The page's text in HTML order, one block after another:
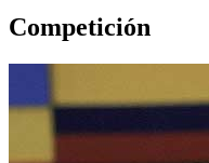
Competición